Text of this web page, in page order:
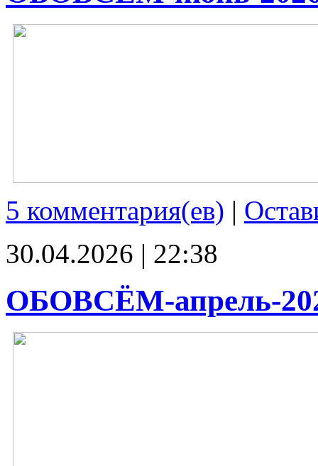
5 комментария(ев) |
30.04.2026 | 22:38
ОБОВСЁМ-апрель-